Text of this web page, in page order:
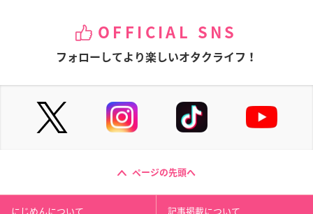
OFFICIAL SNS
フォローしてより楽しいオタクライフ！
ページの先頭へ
にじめんについて 記事掲載について